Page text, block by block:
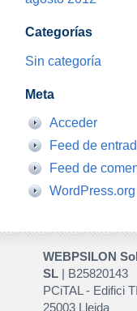
Categorías
Sin categoría
Meta
Acceder
Feed de
Feed de
WordPress.org
WEBPSILON
SL| B25820143
PCiTAL - Edifici
25003 Lleida